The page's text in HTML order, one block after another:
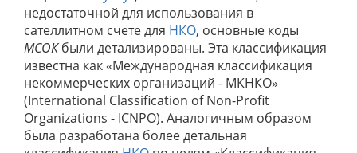
недостаточной для использования в
сателлитном счете для НКО, основные коды
МСОКбыли детализированы. Эта классификация
известна как «Международная классификация
некоммерческих организаций - МКНКО»
(International Classification of Non-Profit
Organizations - ICNPO). Аналогичным образом
была разработана более детальная